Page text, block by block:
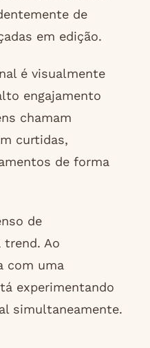
de
em edição.
é visualmente
engajamento
chamam
curtidas,
de forma
de
trend. Ao
com uma
experimentando
simultaneamente.